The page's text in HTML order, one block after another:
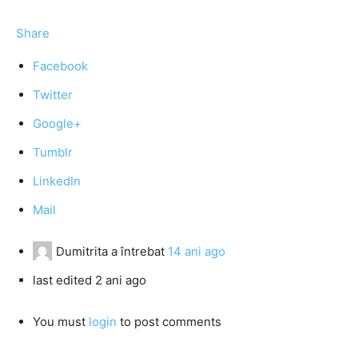
Share
Facebook
Twitter
Google+
Tumblr
LinkedIn
Mail
Dumitrita a întrebat 14 ani ago
last edited 2 ani ago
You must login to post comments